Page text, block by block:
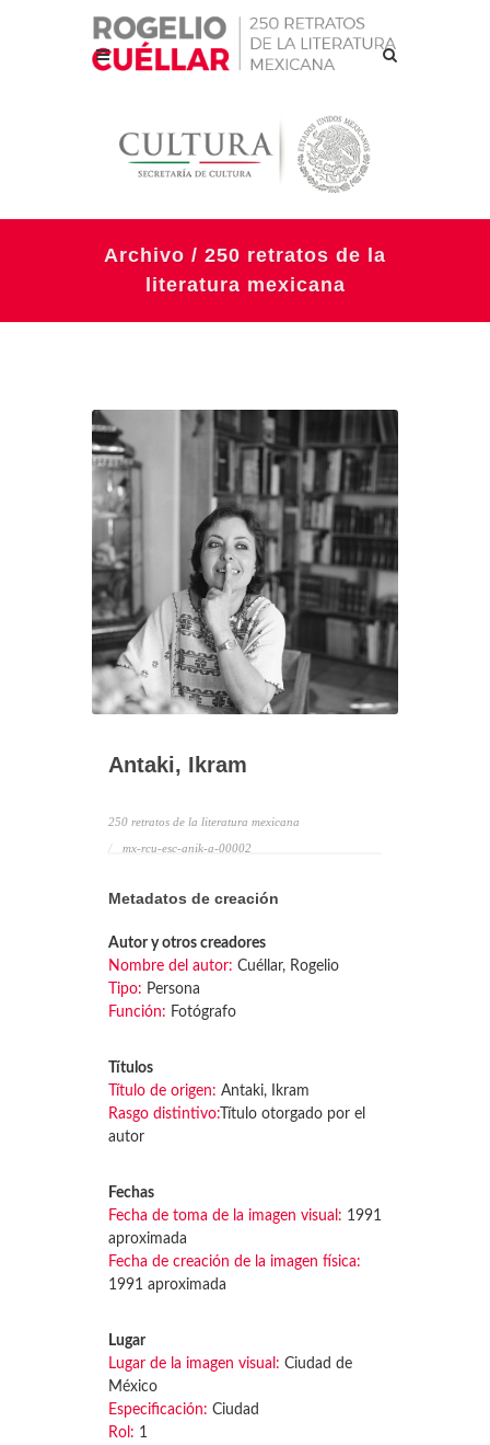
Archivo / 250 retratos de la
literatura mexicana
Antaki, Ikram
250 retratos de la literatura mexicana
mx-rcu-esc-anik-a-00002
Metadatos de creación
Autor y otros creadores
Nombre del autor: Cuéllar, Rogelio
Tipo: Persona
Función: Fotógrafo
Títulos
Título de origen: Antaki, Ikram
Rasgo distintivo: Título otorgado por el
autor
Fechas
Fecha de toma de la imagen visual: 1991
aproximada
Fecha de creación de la imagen física:
1991 aproximada
Lugar
Lugar de la imagen visual: Ciudad de
México
Especificación: Ciudad
Rol: 1